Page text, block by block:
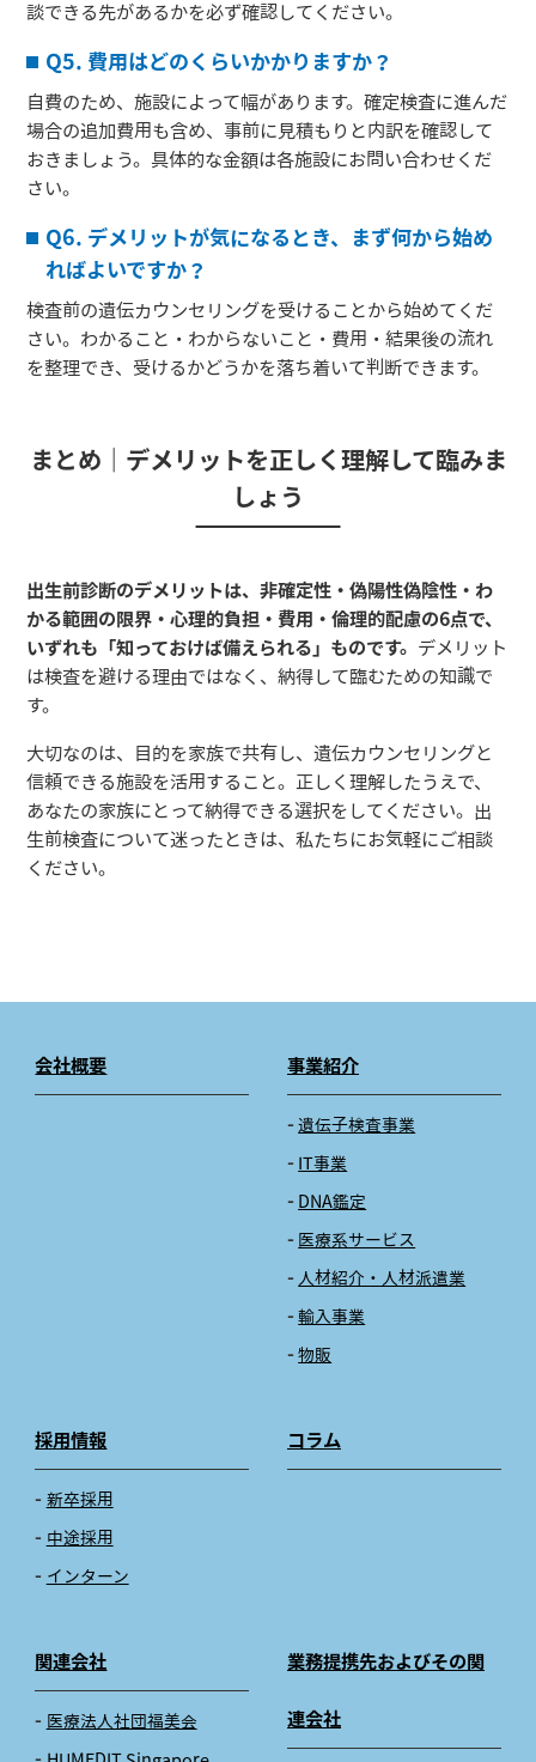
談できる先があるかを必ず確認してください。
Q5. 費用はどのくらいかかりますか？
自費のため、施設によって幅があります。確定検査に進んだ
場合の追加費用も含め、事前に見積もりと内訳を確認して
おきましょう。具体的な金額は各施設にお問い合わせくだ
さい。
Q6. デメリットが気になるとき、まず何から始め
ればよいですか？
検査前の遺伝カウンセリングを受けることから始めてくだ
さい。わかること・わからないこと・費用・結果後の流れ
を整理でき、受けるかどうかを落ち着いて判断できます。
まとめ｜デメリットを正しく理解して臨みま
しょう
出生前診断のデメリットは、非確定性・偽陽性偽陰性・わ
かる範囲の限界・心理的負担・費用・倫理的配慮の6点で、
いずれも「知っておけば備えられる」ものです。 デメリット
は検査を避ける理由ではなく、納得して臨むための知識で
す。
大切なのは、目的を家族で共有し、遺伝カウンセリングと
信頼できる施設を活用すること。正しく理解したうえで、
あなたの家族にとって納得できる選択をしてください。出
生前検査について迷ったときは、私たちにお気軽にご相談
ください。
会社概要 事業紹介
遺伝子検査事業
IT事業
DNA鑑定
医療系サービス
人材紹介・人材派遣業
輸入事業
物販
採用情報
新卒採用
中途採用
インターン
コラム
関連会社
医療法人社団福美会
業務提携先およびその関
連会社